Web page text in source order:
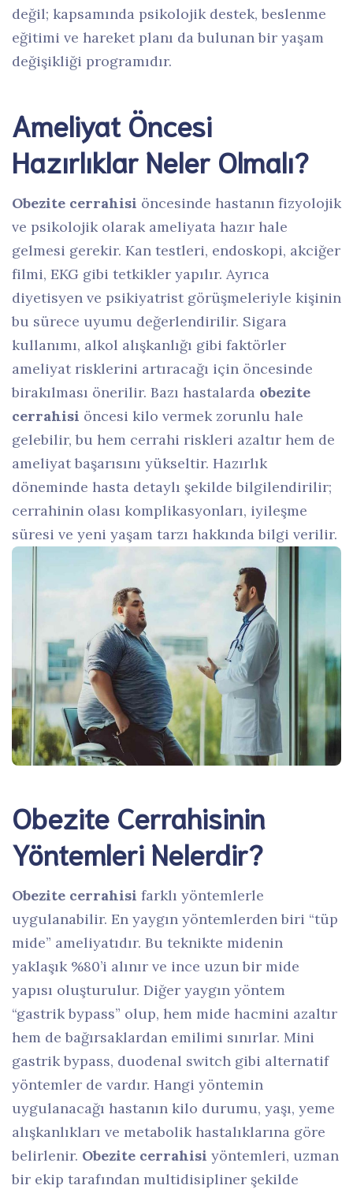
değil; kapsamında psikolojik destek, beslenme
eğitimi ve hareket planı da bulunan bir yaşam
değişikliği programıdır.
Ameliyat Öncesi
Hazırlıklar Neler Olmalı?
Obezite cerrahisi öncesinde hastanın fizyolojik
ve psikolojik olarak ameliyata hazır hale
gelmesi gerekir. Kan testleri, endoskopi, akciğer
filmi, EKG gibi tetkikler yapılır. Ayrıca
diyetisyen ve psikiyatrist görüşmeleriyle kişinin
bu sürece uyumu değerlendirilir. Sigara
kullanımı, alkol alışkanlığı gibi faktörler
ameliyat risklerini artıracağı için öncesinde
birakılması önerilir. Bazı hastalarda obezite
cerrahisi öncesi kilo vermek zorunlu hale
gelebilir, bu hem cerrahi riskleri azaltır hem de
ameliyat başarısını yükseltir. Hazırlık
döneminde hasta detaylı şekilde bilgilendirilir;
cerrahinin olası komplikasyonları, iyileşme
süresi ve yeni yaşam tarzı hakkında bilgi verilir.
Obezite Cerrahisinin
Yöntemleri Nelerdir?
Obezite cerrahisi farklı yöntemlerle
uygulanabilir. En yaygın yöntemlerden biri “tüp
mide” ameliyatıdır. Bu teknikte midenin
yaklaşık %80’i alınır ve ince uzun bir mide
yapısı oluşturulur. Diğer yaygın yöntem
“gastrik bypass” olup, hem mide hacmini azaltır
hem de bağırsaklardan emilimi sınırlar. Mini
gastrik bypass, duodenal switch gibi alternatif
yöntemler de vardır. Hangi yöntemin
uygulanacağı hastanın kilo durumu, yaşı, yeme
alışkanlıkları ve metabolik hastalıklarına göre
belirlenir. Obezite cerrahisi yöntemleri, uzman
bir ekip tarafından multidisipliner şekilde